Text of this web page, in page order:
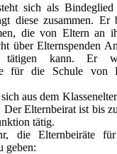
sich als
diese zusammen. Er
die von Eltern an
über Elternspenden
tätigen kann. Er
für die Schule von
aus dem
Der Elternbeirat ist bis
tätig.
die Elternbeiräte
geben: